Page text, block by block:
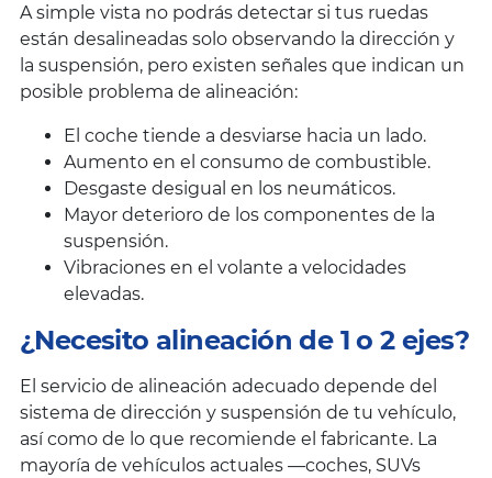
A simple vista no podrás detectar si tus ruedas
están desalineadas solo observando la dirección y
la suspensión, pero existen señales que indican un
posible problema de alineación:
El coche tiende a desviarse hacia un lado.
Aumento en el consumo de combustible.
Desgaste desigual en los neumáticos.
Mayor deterioro de los componentes de la
suspensión.
Vibraciones en el volante a velocidades
elevadas.
¿Necesito alineación de 1 o 2 ejes?
El servicio de alineación adecuado depende del
sistema de dirección y suspensión de tu vehículo,
así como de lo que recomiende el fabricante. La
mayoría de vehículos actuales —coches, SUVs